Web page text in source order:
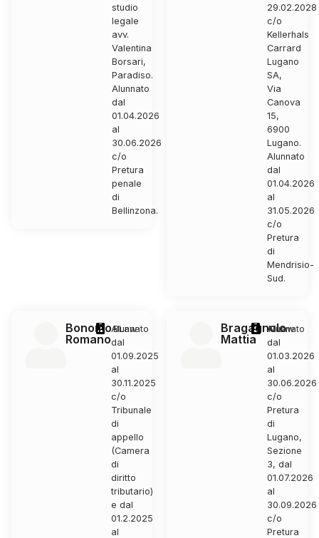
studio
legale
avv.
Valentina
Borsari,
Paradiso.
Alunnato
dal
01.04.2026
al
30.06.2026
c/o
Pretura
penale
di
Bellinzona.
29.02.2028
c/o
Kellerhals
Carrard
Lugano
SA,
Via
Canova
15,
6900
Lugano.
Alunnato
dal
01.04.2026
al
31.05.2026
c/o
Pretura
di
Mendrisio-
Sud.
Bonomo
Romano
BLaw
Alunnato
dal
01.09.2025
al
30.11.2025
c/o
Tribunale
di
appello
(Camera
di
diritto
tributario)
e dal
01.2.2025
al
Bragagnolo
Mattia
MLaw
Alunnato
dal
01.03.2026
al
30.06.2026
c/o
Pretura
di
Lugano,
Sezione
3, dal
01.07.2026
al
30.09.2026
c/o
Pretura